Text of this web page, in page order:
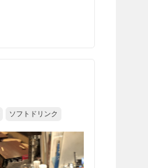
ソフトドリンク